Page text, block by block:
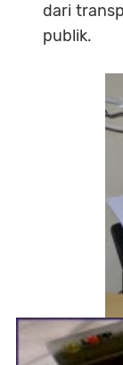
dari
publik.